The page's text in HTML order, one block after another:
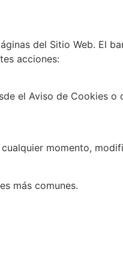
del Sitio Web. El
acciones:
el Aviso de Cookies o
momento,
más comunes.